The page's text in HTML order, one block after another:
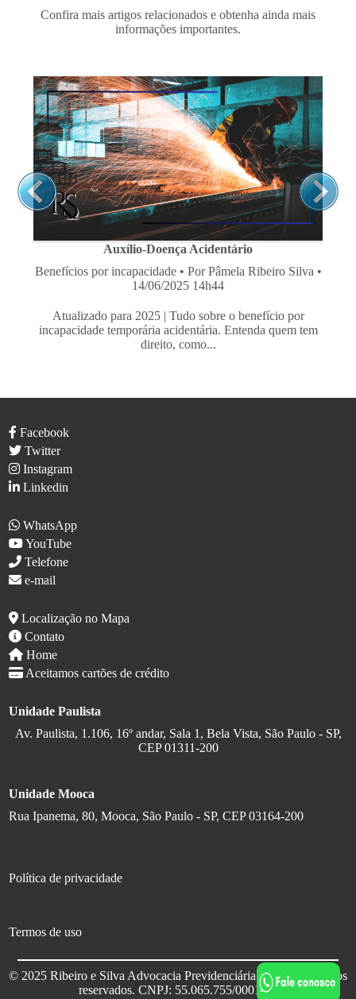
Confira mais artigos relacionados e obtenha ainda mais
informações importantes.
Auxílio-Doença Acidentário
Benefícios por incapacidade • Por Pâmela Ribeiro Silva •
14/06/2025 14h44
Atualizado para 2025 | Tudo sobre o benefício por
incapacidade temporária acidentária. Entenda quem tem
direito, como...
Facebook
Twitter
Instagram
Linkedin
WhatsApp
YouTube
Telefone
e-mail
Localização no Mapa
Contato
Home
Aceitamos cartões de crédito
Unidade Paulista
Av. Paulista, 1.106, 16º andar, Sala 1, Bela Vista, São Paulo - SP,
CEP 01311-200
Unidade Mooca
Rua Ipanema, 80, Mooca, São Paulo - SP, CEP 03164-200
Política de privacidade
Termos de uso
© 2025 Ribeiro e Silva Advocacia Previdenciária. Todos os direitos
reservados. CNPJ: 55.065.755/0001-10